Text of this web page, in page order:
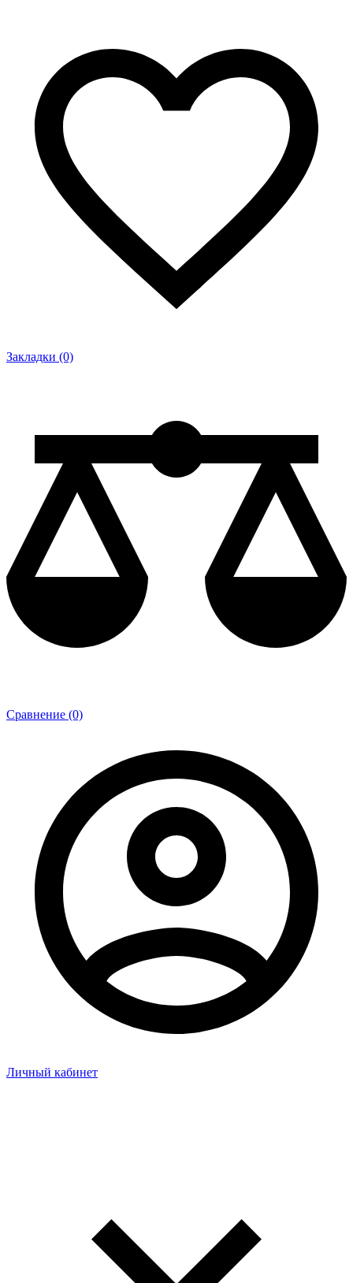
Закладки (0)
Сравнение (0)
Личный кабинет